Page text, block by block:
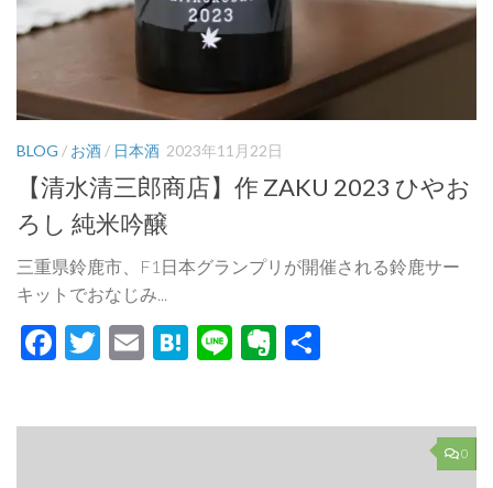
BLOG / お酒 / 日本酒 2023年11月22日
【清水清三郎商店】作 ZAKU 2023 ひやお
ろし 純米吟醸
三重県鈴鹿市、F1日本グランプリが開催される鈴鹿サー
キットでおなじみ...
Facebook
Twitter
EmailHatena
LineEvernote
0